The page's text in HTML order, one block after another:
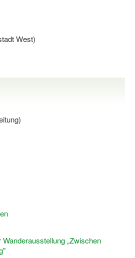
West)
Wanderausstellung „Zwischen